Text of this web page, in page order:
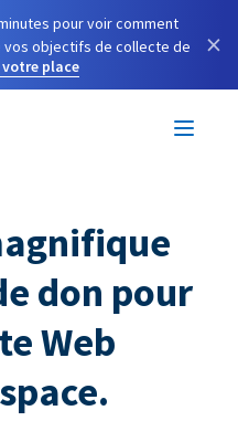
pour voir comment
vos objectifs de collecte de
place
×
don pour
Web